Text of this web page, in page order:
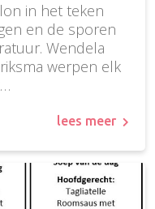
in het teken
en de sporen
Wendela
werpen elk
lees meer